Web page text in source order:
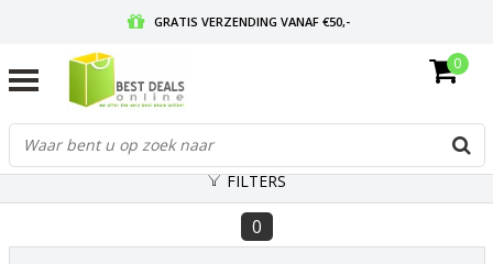
GRATIS VERZENDING VANAF €50,-
GRATIS RETOURNEREN EN 30 DAGEN BEDENKTIJD
0
FILTERS
0